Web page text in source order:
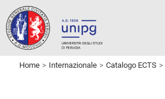
Home Internazionale Catalogo ECTS